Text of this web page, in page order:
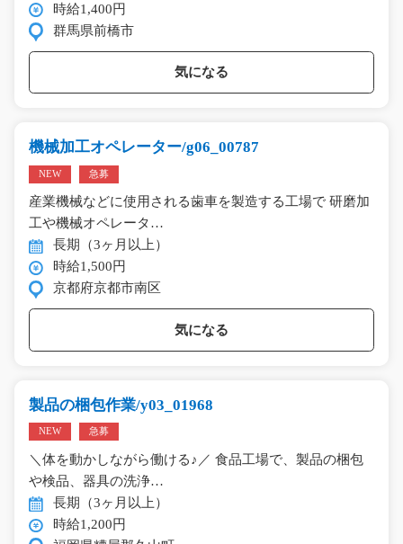
時給1,400円
群馬県前橋市
気になる
機械加工オペレーター/g06_00787
NEW 急募
産業機械などに使用される歯車を製造する工場で 研磨加
工や機械オペレータ…
長期（3ヶ月以上）
時給1,500円
京都府京都市南区
気になる
製品の梱包作業/y03_01968
NEW 急募
＼体を動かしながら働ける♪／ 食品工場で、製品の梱包
や検品、器具の洗浄…
長期（3ヶ月以上）
時給1,200円